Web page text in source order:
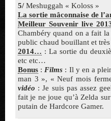
5/Meshuggah « Koloss »
La sortie mâconnaise de
Meilleur Souvenir live
Chambéry quand on a fait
public chaud bouillant et
2014… : La sortie du
etc etc…
Bonus : Films : Il y en a
man 3 », « Neuf mois
vidéo : Je suis pas assez
fait je ne joue qu’à Zelda
putain de Hardcore Gamer.